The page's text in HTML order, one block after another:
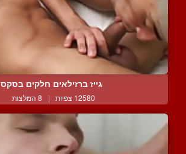
גייז ברזילאים חלקים בסקס
12580 צפיות | 8 המלצות